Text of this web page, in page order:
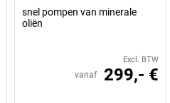
snel pompen van minerale
oliën
Excl. BTW
vanaf 299,- €